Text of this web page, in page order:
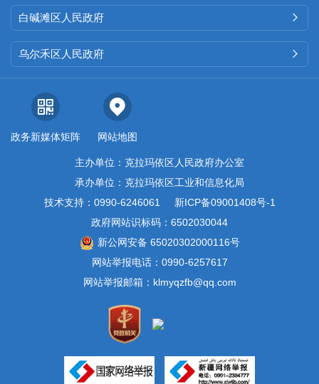
白碱滩区人民政府 
乌尔禾区人民政府 
政务新媒体矩阵 网站地图
主办单位：克拉玛依区人民政府办公室
承办单位：克拉玛依区工业和信息化局
技术支持：0990-6246061
新ICP备09001408号-1
政府网站识标码：6502030044
新公网安备 65020302000116号
网站举报电话：0990-6257617
网站举报邮箱：klmyqzfb@qq.com